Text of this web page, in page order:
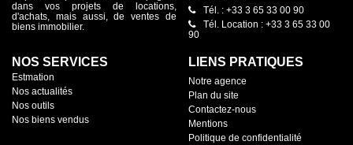
dans vos projets de locations,
d'achats, mais aussi, de ventes de
biens immobilier.
Tél. : +33 3 65 33 00 90
Tél. Location : +33 3 65 33 00
90
NOS SERVICES
Estmation
Nos actualités
Nos outils
Nos biens vendus
LIENS PRATIQUES
Notre agence
Plan du site
Contactez-nous
Mentions
Politique de confidentialité